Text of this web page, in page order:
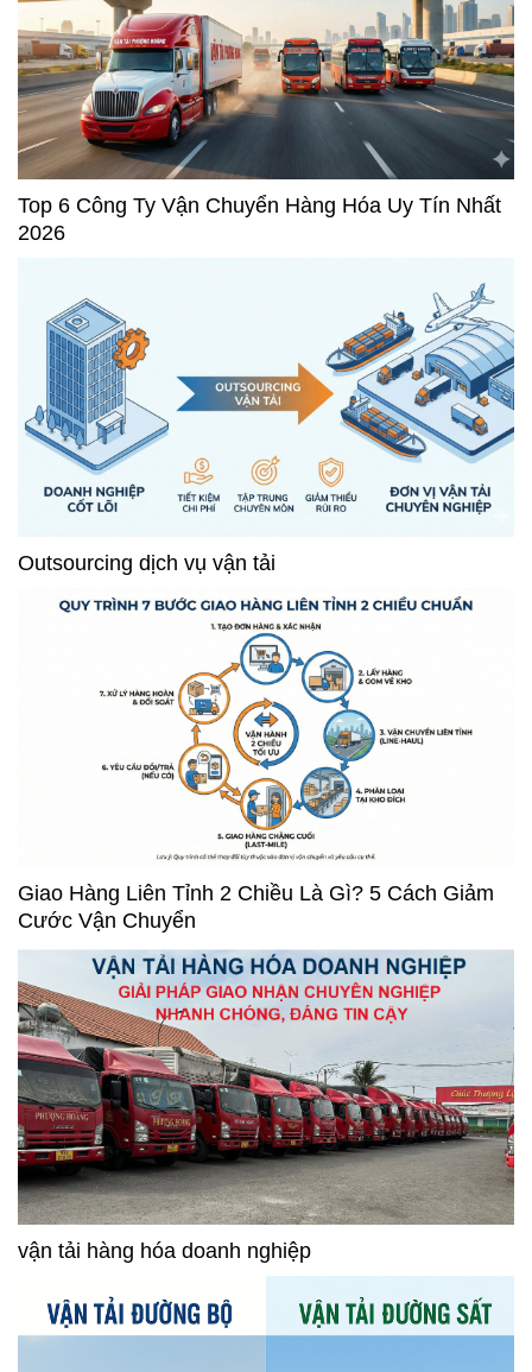
Top 6 Công Ty Vận Chuyển Hàng Hóa Uy Tín Nhất
2026
Outsourcing dịch vụ vận tải
Giao Hàng Liên Tỉnh 2 Chiều Là Gì? 5 Cách Giảm
Cước Vận Chuyển
vận tải hàng hóa doanh nghiệp